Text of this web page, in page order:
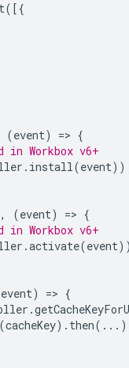
([{
(event) => {
Workbox v6+
. install(event
, (event) => {
Workbox v6+
.activate(event
event) => {
.
(cacheKey). then